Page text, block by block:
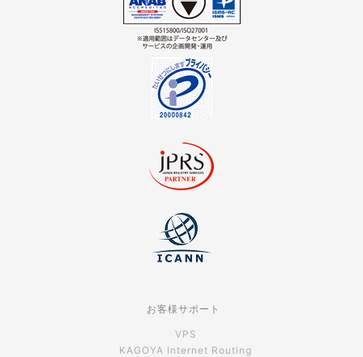
お客様サポート
VPS
KAGOYA Internet Routing